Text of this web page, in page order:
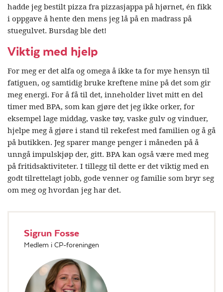
hadde jeg bestilt pizza fra pizzasjappa på hjørnet, én fikk
i oppgave å hente den mens jeg lå på en madrass på
stuegulvet. Bursdag ble det!
Viktig med hjelp
For meg er det alfa og omega å ikke ta for mye hensyn til
fatiguen, og samtidig bruke kreftene mine på det som gir
meg energi. For å få til det, inneholder livet mitt en del
timer med BPA, som kan gjøre det jeg ikke orker, for
eksempel lage middag, vaske tøy, vaske gulv og vinduer,
hjelpe meg å gjøre i stand til rekefest med familien og å gå
på butikken. Jeg sparer mange penger i måneden på å
unngå impulskjøp der, gitt. BPA kan også være med meg
på fritidsaktiviteter. I tillegg til dette er det viktig med en
godt tilrettelagt jobb, gode venner og familie som bryr seg
om meg og hvordan jeg har det.
Sigrun Fosse
Medlem i CP-foreningen